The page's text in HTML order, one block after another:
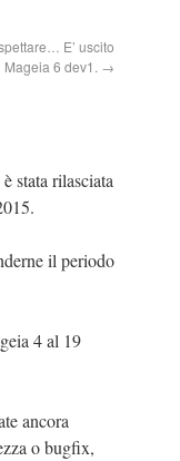
E’ uscito
Mageia 6 dev1. →
stata rilasciata
il periodo
4 al 19
ancora
o bugfix,